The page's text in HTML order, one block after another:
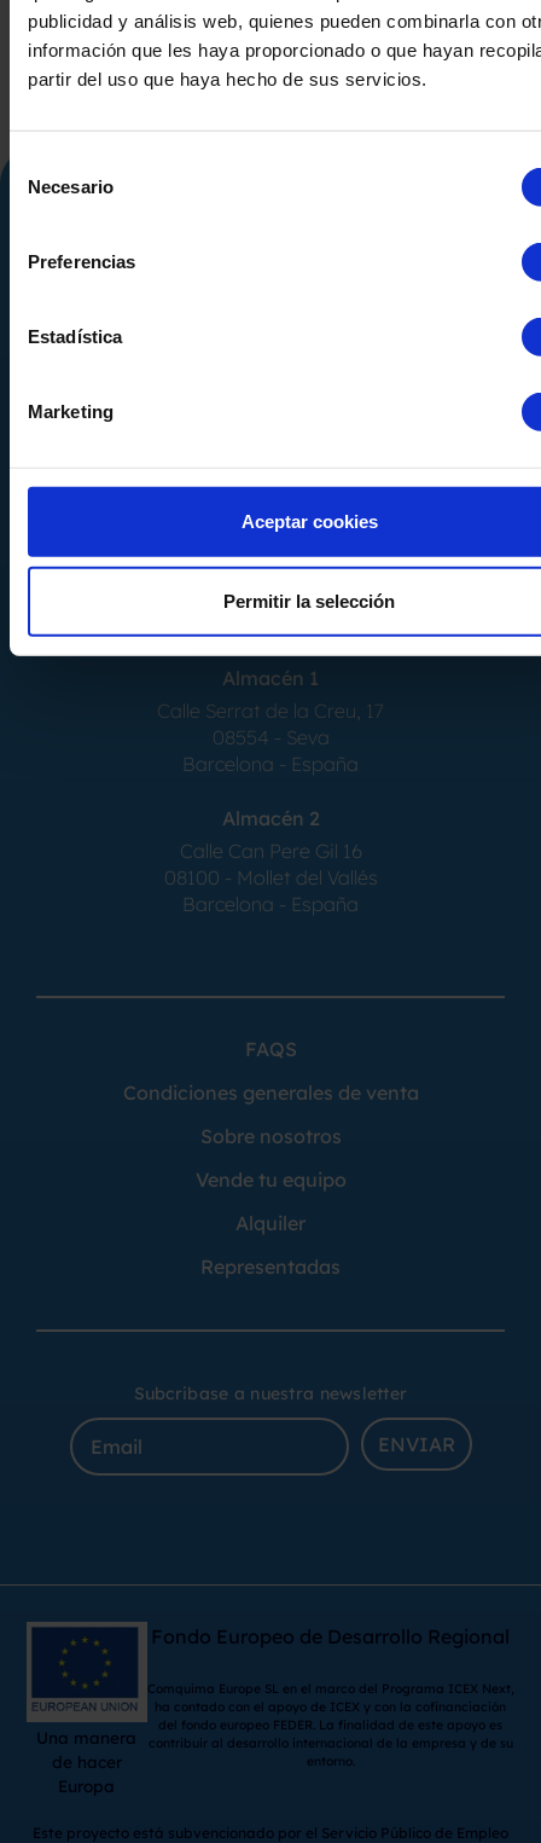
publicidad y análisis web, quienes pueden combinarla con
información que les haya proporcionado o que hayan
partir del uso que haya hecho de sus servicios.
Selección
Necesario
Preferencias
Estadística
Marketing
Aceptar cookies
Permitir la selección
Tel.+34 936 460 403
info@comquima.com
Almacén 1
Calle Serrat de la Creu, 17
08554 - Seva
Barcelona - España
Almacén 2
Calle Can Pere Gil 16
08100 - Mollet del Vallés
Barcelona - España
FAQS
Condiciones generales de venta
Sobre nosotros
Vende tu equipo
Alquiler
Representadas
Subcribase a nuestra newsletter
ENVIAR
Una manera
de hacer
Europa
Fondo Europeo de Desarrollo Regional
Comquima Europe SL en el marco del Programa ICEX Next,
ha contado con el apoyo de ICEX y con la cofinanciación
del fondo europeo FEDER. La finalidad de este apoyo es
contribuir al desarrollo internacional de la empresa y de su
entorno.
Este proyecto está subvencionado por el Servicio Público de Empleo